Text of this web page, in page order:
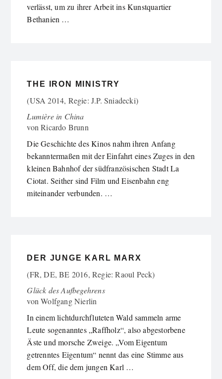
verlässt, um zu ihrer Arbeit ins Kunstquartier
Bethanien …
THE IRON MINISTRY
(USA 2014, Regie: J.P. Sniadecki)
Lumière in China
vonRicardo Brunn
Die Geschichte des Kinos nahm ihren Anfang
bekanntermaßen mit der Einfahrt eines Zuges in den
kleinen Bahnhof der südfranzösischen Stadt La
Ciotat. Seither sind Film und Eisenbahn eng
miteinander verbunden. …
DER JUNGE KARL MARX
(FR, DE, BE 2016, Regie: Raoul Peck)
Glück des Aufbegehrens
vonWolfgang Nierlin
In einem lichtdurchfluteten Wald sammeln arme
Leute sogenanntes „Raffholz“, also abgestorbene
Äste und morsche Zweige. „Vom Eigentum
getrenntes Eigentum“ nennt das eine Stimme aus
dem Off, die dem jungen Karl …